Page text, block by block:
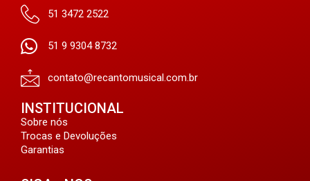
51 3472 2522
51 9 9304 8732
contato@recantomusical.com.br
INSTITUCIONAL
Sobre nós
Trocas e Devoluções
Garantias